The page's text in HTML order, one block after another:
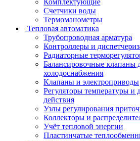
Комплектующие
Счетчики воды
Термоманометры
Тепловая автоматика
Трубопроводная арматура
Контроллеры и
Радиаторные
Балансировочные клапаны
холодоснабжения
Клапаны и электроприводы
Регуляторы температуры и
действия
Узлы регулирования
Коллекторы и
Учёт тепловой энергии
Пластинчатые